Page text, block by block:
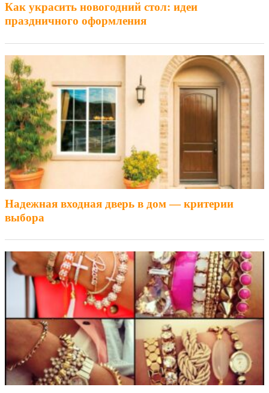
Как украсить новогодний стол: идеи
праздничного оформления
Надежная входная дверь в дом — критерии
выбора